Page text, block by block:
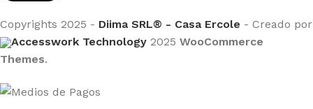
Copyrights 2025 - Diima SRL® - Casa Ercole - Creado por
Accesswork Technology 2025 WooCommerce
Themes.